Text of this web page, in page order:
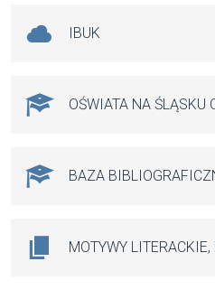
IBUK
OŚWIATA NA
BAZA
MOTYWY